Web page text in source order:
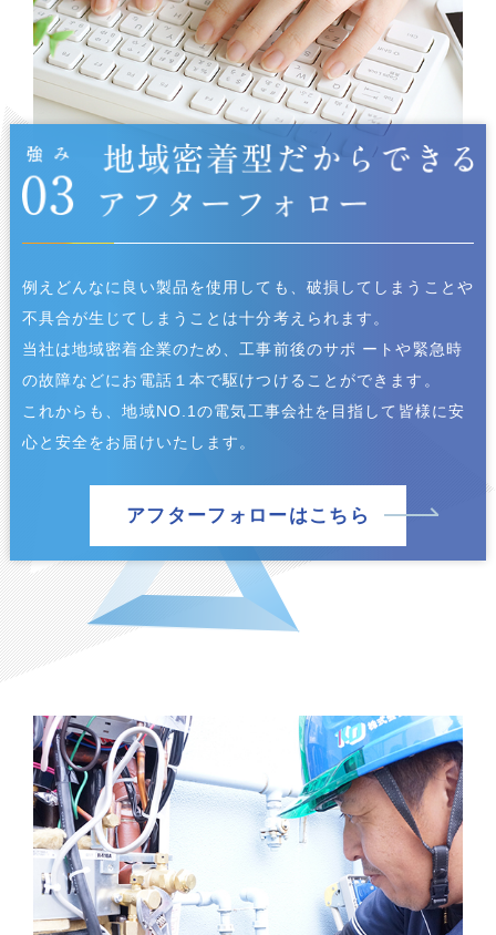
例えどんなに良い製品を使用しても、破損してしまうことや
不具合が生じてしまうことは十分考えられます。
当社は地域密着企業のため、工事前後のサポ ートや緊急時
の故障などにお電話１本で駆けつけることができます。
これからも、地域NO.1の電気工事会社を目指して皆様に安
心と安全をお届けいたします。
アフターフォローはこちら